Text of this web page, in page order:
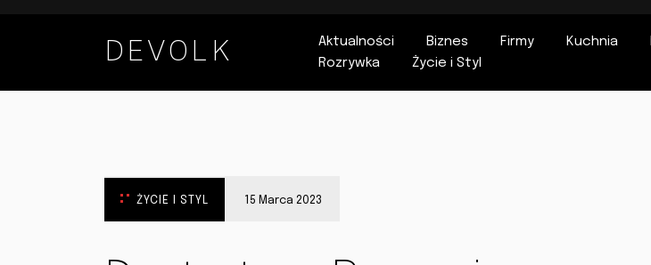
DEVOLK Aktualności Biznes Firmy Kuchnia
Rozrywka
Życie i Styl
ŻYCIE I STYL 15 Marca 2023